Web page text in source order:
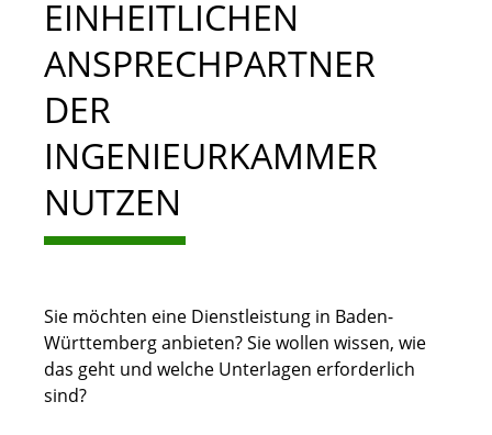
EINHEITLICHEN
ANSPRECHPARTNER
DER
INGENIEURKAMMER
NUTZEN
Sie möchten eine Dienstleistung in Baden-
Württemberg anbieten? Sie wollen wissen, wie
das geht und welche Unterlagen erforderlich
sind?